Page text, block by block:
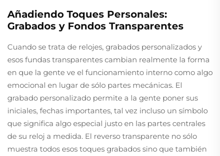
Añadiendo Toques Personales:
Grabados y Fondos Transparentes
Cuando se trata de relojes, grabados personalizados y
esos fundas transparentes cambian realmente la forma
en que la gente ve el funcionamiento interno como algo
emocional en lugar de sólo partes mecánicas. El
grabado personalizado permite a la gente poner sus
iniciales, fechas importantes, tal vez incluso un símbolo
que significa algo especial justo en las partes centrales
de su reloj a medida. El reverso transparente no sólo
muestra todos esos toques grabados sino que también